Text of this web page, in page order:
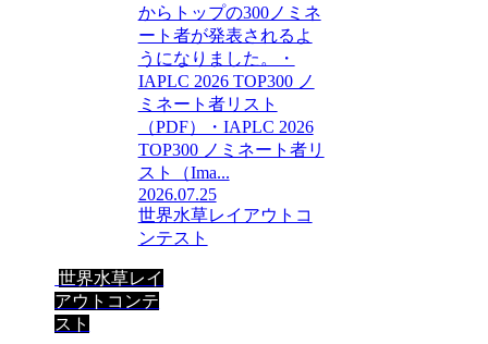
からトップの300ノミネ
ート者が発表されるよ
うになりました。・
IAPLC 2026 TOP300 ノ
ミネート者リスト
（PDF）・IAPLC 2026
TOP300 ノミネート者リ
スト（Ima...
2026.07.25
世界水草レイアウトコ
ンテスト
世界水草レイ
アウトコンテ
スト